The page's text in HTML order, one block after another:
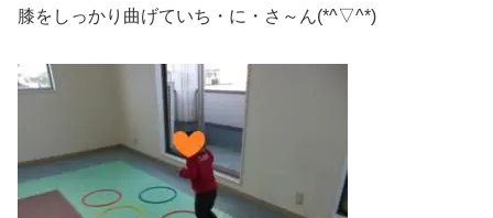
膝をしっかり曲げていち・に・さ～ん(*^▽^*)